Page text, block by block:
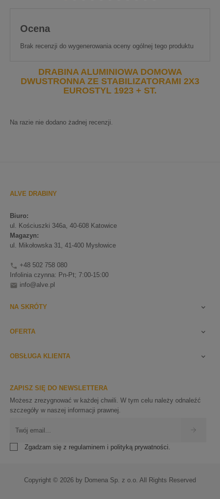
Ocena
Brak recenzji do wygenerowania oceny ogólnej tego produktu
DRABINA ALUMINIOWA DOMOWA
DWUSTRONNA ZE STABILIZATORAMI 2X3
EUROSTYL 1923 + ST.
Na razie nie dodano żadnej recenzji.
ALVE DRABINY
Biuro:
ul. Kościuszki 346a, 40-608 Katowice
Magazyn:
ul. Mikołowska 31, 41-400 Mysłowice
 +48 502 758 080
Infolinia czynna: Pn-Pt; 7:00-15:00
 info@alve.pl
NA SKRÓTY 
OFERTA 
OBSŁUGA KLIENTA 
ZAPISZ SIĘ DO NEWSLETTERA
Możesz zrezygnować w każdej chwili. W tym celu należy odnaleźć
szczegóły w naszej informacji prawnej.
Zgadzam się z regulaminem i polityką prywatności.
Copyright © 2026 by Domena Sp. z o.o. All Rights Reserved